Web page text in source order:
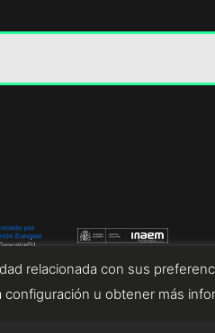
relacionada con sus
u obtener más